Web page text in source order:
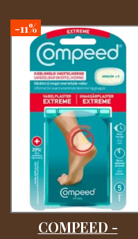
-11%
COMPEED -